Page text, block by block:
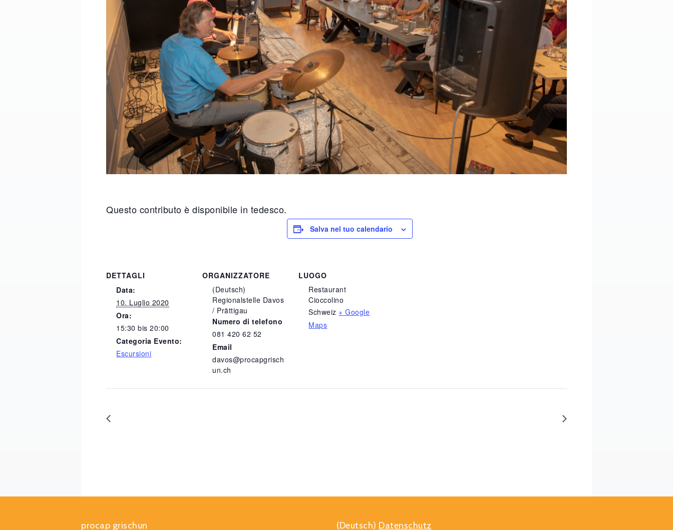
Questo contributo è disponibile in tedesco.
Salva nel tuo calendario
DETTAGLI
Data:
10. Luglio 2020
Ora:
15:30 bis 20:00
Categoria Evento:
Escursioni
ORGANIZZATORE
(Deutsch)
Regionalstelle Davos
/ Prättigau
Numero di telefono
081 420 62 52
Email
davos@procapgrisch
un.ch
LUOGO
Restaurant
Cioccolino
Schweiz + Google
Maps
procap grischun (Deutsch) Datenschutz